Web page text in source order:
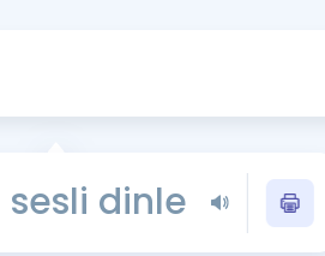
Tüm ÖSYM
YDS - YÖKDİL
sesli dinle